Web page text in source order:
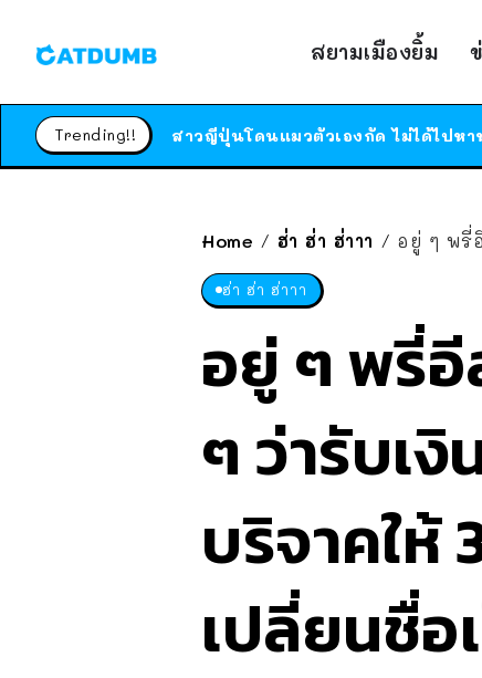
สยามเมืองยิ้ม
Trending!!
Home / ฮ่า ฮ่า ฮ่าาา / อยู่ ๆ พรี่อีลอ
ฮ่า ฮ่า ฮ่าาา
อยู่ ๆ พรี่
ๆ ว่ารับเงิ
บริจาคให้
เปลี่ยนชื่